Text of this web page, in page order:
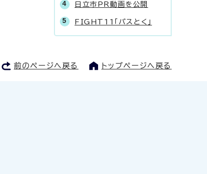
日立市PR動画を公開
FIGHT11「パスとく」
前のページへ戻る トップページへ戻る